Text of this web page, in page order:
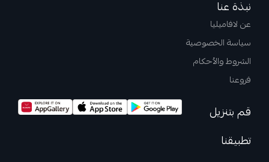
نبذة عنا
عن لافاميليا
سياسة الخصوصية
الشروط والأحكام
فروعنا
قم بتنزيل
تطبيقنا